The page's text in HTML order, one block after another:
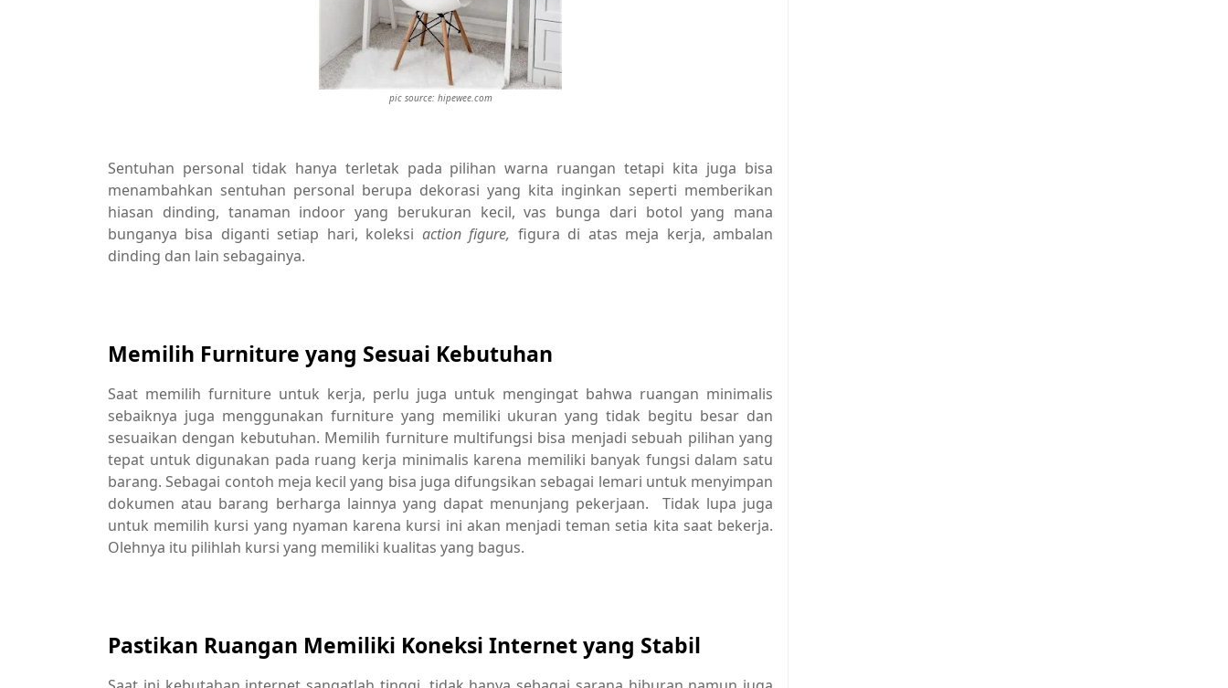
pic source: hipewee.com
Sentuhan personal tidak hanya terletak pada pilihan warna ruangan tetapi kita juga bisa
menambahkan sentuhan personal berupa dekorasi yang kita inginkan seperti memberikan
hiasan dinding, tanaman indoor yang berukuran kecil, vas bunga dari botol yang mana
bunganya bisa diganti setiap hari, koleksi action figure, figura di atas meja kerja, ambalan
dinding dan lain sebagainya.
Memilih Furniture yang Sesuai Kebutuhan
Saat memilih furniture untuk kerja, perlu juga untuk mengingat bahwa ruangan minimalis
sebaiknya juga menggunakan furniture yang memiliki ukuran yang tidak begitu besar dan
sesuaikan dengan kebutuhan. Memilih furniture multifungsi bisa menjadi sebuah pilihan yang
tepat untuk digunakan pada ruang kerja minimalis karena memiliki banyak fungsi dalam satu
barang. Sebagai contoh meja kecil yang bisa juga difungsikan sebagai lemari untuk menyimpan
dokumen atau barang berharga lainnya yang dapat menunjang pekerjaan. Tidak lupa juga
untuk memilih kursi yang nyaman karena kursi ini akan menjadi teman setia kita saat bekerja.
Olehnya itu pilihlah kursi yang memiliki kualitas yang bagus.
Pastikan Ruangan Memiliki Koneksi Internet yang Stabil